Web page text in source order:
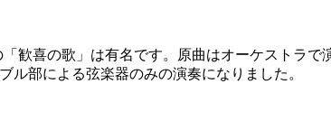
歓喜の歌」は有名です。原曲はオーケストラで
部による弦楽器のみの演奏になりました。